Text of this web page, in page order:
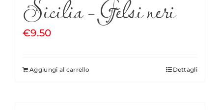
Sicilia – Gelsi neri
€9.50
Aggiungi al carrello Dettagli